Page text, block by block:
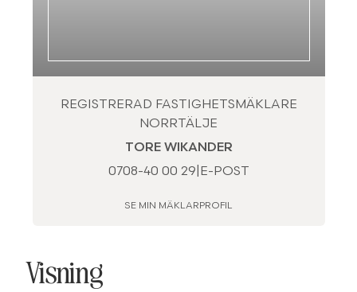
REGISTRERAD FASTIGHETSMÄKLARE
NORRTÄLJE
TORE WIKANDER
0708-40 00 29 E-POST
SE MIN MÄKLARPROFIL
Visning